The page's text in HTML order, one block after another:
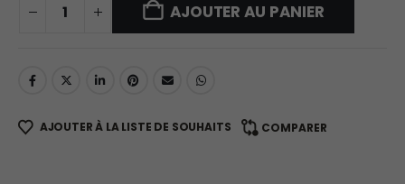
AJOUTER AU PANIER
AJOUTER À LA LISTE DE SOUHAITS COMPARER